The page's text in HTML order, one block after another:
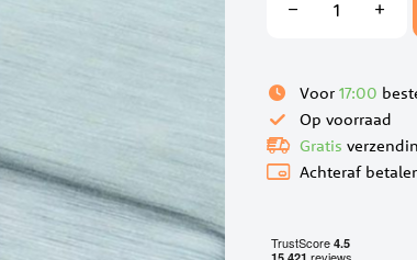
Voor 17:00
Op voorraad
Gratis
Achteraf